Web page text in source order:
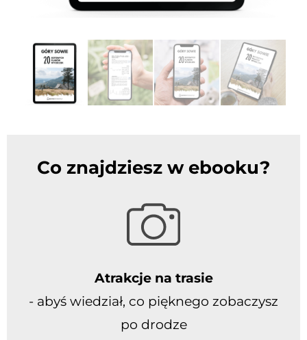
Co znajdziesz w ebooku?
Atrakcje na trasie
- abyś wiedział, co pięknego zobaczysz
po drodze